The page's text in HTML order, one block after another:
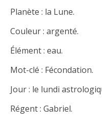
Planète : la Lune.
Couleur : argenté.
Élément : eau.
Mot-clé : Fécondation.
Jour : le lundi
Régent : Gabriel.